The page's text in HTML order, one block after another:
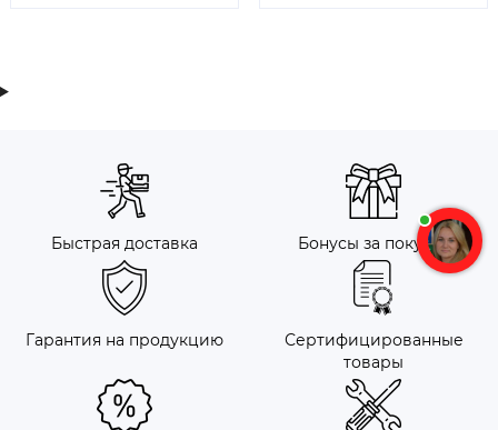
Быстрая доставка Бонусы за покупку
Гарантия на продукцию
Сертифицированные
товары